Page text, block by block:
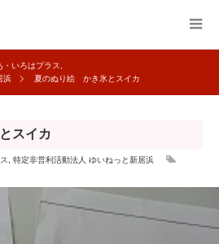
・いろはプラス
浜
夏のぬり絵 かき氷とスイカ
スイカ
特定非営利活動法人 ゆいねっと新居浜